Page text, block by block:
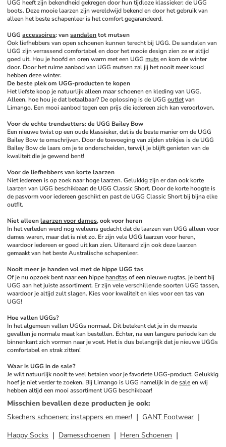
UGG heeft zijn bekendheid gekregen door hun tijdloze klassieker: de UGG
boots. Deze mooie laarzen zijn wereldwijd bekend en door het gebruik van
alleen het beste schapenleer is het comfort gegarandeerd.
UGG accessoires: van sandalen tot mutsen
Ook liefhebbers van open schoenen kunnen terecht bij UGG. De sandalen van
UGG zijn verrassend comfortabel en door het mooie design zien ze er altijd
goed uit. Hou je hoofd en oren warm met een UGG muts en kom de winter
door. Door het ruime aanbod van UGG mutsen zal jij het nooit meer koud
hebben deze winter.
De beste plek om UGG-producten te kopen
Het liefste koop je natuurlijk alleen maar schoenen en kleding van UGG.
Alleen, hoe hou je dat betaalbaar? De oplossing is de UGG outlet van
Limango. Een mooi aanbod tegen een prijs die iedereen zich kan veroorloven.
Voor de echte trendsetters: de UGG Bailey Bow
Een nieuwe twist op een oude klassieker, dat is de beste manier om de UGG
Bailey Bow te omschrijven. Door de toevoeging van zijden strikjes is de UGG
Bailey Bow de laars om je te onderscheiden, terwijl je blijft genieten van de
kwaliteit die je gewend bent!
Voor de liefhebbers van korte laarzen
Niet iedereen is op zoek naar hoge laarzen. Gelukkig zijn er dan ook korte
laarzen van UGG beschikbaar: de UGG Classic Short. Door de korte hoogte is
de pasvorm voor iedereen geschikt en past de UGG Classic Short bij bijna elke
outfit.
Niet alleen laarzen voor dames, ook voor heren
In het verleden werd nog weleens gedacht dat de laarzen van UGG alleen voor
dames waren, maar dat is niet zo. Er zijn vele UGG laarzen voor heren,
waardoor iedereen er goed uit kan zien. Uiteraard zijn ook deze laarzen
gemaakt van het beste Australische schapenleer.
Nooit meer je handen vol met de hippe UGG tas
Of je nu opzoek bent naar een hippe handtas of een nieuwe rugtas, je bent bij
UGG aan het juiste assortiment. Er zijn vele verschillende soorten UGG tassen,
waardoor je altijd zult slagen. Kies voor kwaliteit en kies voor een tas van
UGG!
Hoe vallen UGGs?
In het algemeen vallen UGGs normaal. Dit betekent dat je in de meeste
gevallen je normale maat kan bestellen. Echter, na een langere periode kan de
binnenkant zich vormen naar je voet. Het is dus belangrijk dat je nieuwe UGGs
comfortabel en strak zitten!
Waar is UGG in de sale?
Je wilt natuurlijk nooit te veel betalen voor je favoriete UGG-product. Gelukkig
hoef je niet verder te zoeken. Bij Limango is UGG namelijk in de sale en wij
hebben altijd een mooi assortiment UGG beschikbaar!
Misschien bevallen deze producten je ook:
Skechers schoenen; instappers en meer!
GANT Footwear
Happy Socks
Damesschoenen
Heren Schoenen